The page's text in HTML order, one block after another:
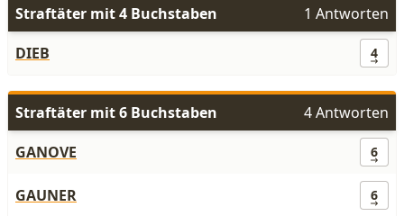
Straftäter mit 4 Buchstaben
1 Antworten
DIEB
4
Straftäter mit 6 Buchstaben
4 Antworten
GANOVE
6
GAUNER 6